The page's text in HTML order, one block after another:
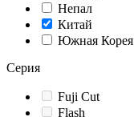
Непал
Китай
Южная Корея
Серия
Fuji Cut
Flash